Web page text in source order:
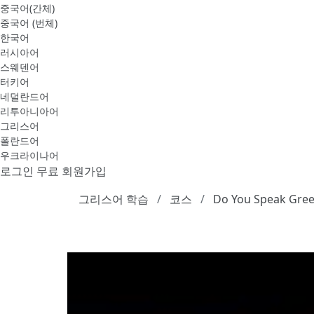
중국어(간체)
중국어 (번체)
한국어
러시아어
스웨덴어
터키어
네덜란드어
리투아니아어
그리스어
폴란드어
우크라이나어
로그인 무료 회원가입
그리스어 학습
코스 Do You Speak